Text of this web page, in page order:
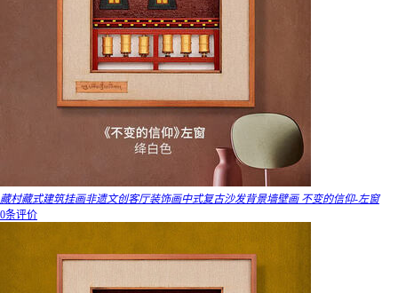
藏村藏式建筑挂画非遗文创客厅装饰画中式复古沙发背景墙壁画 不变的信仰-左窗
0条评价